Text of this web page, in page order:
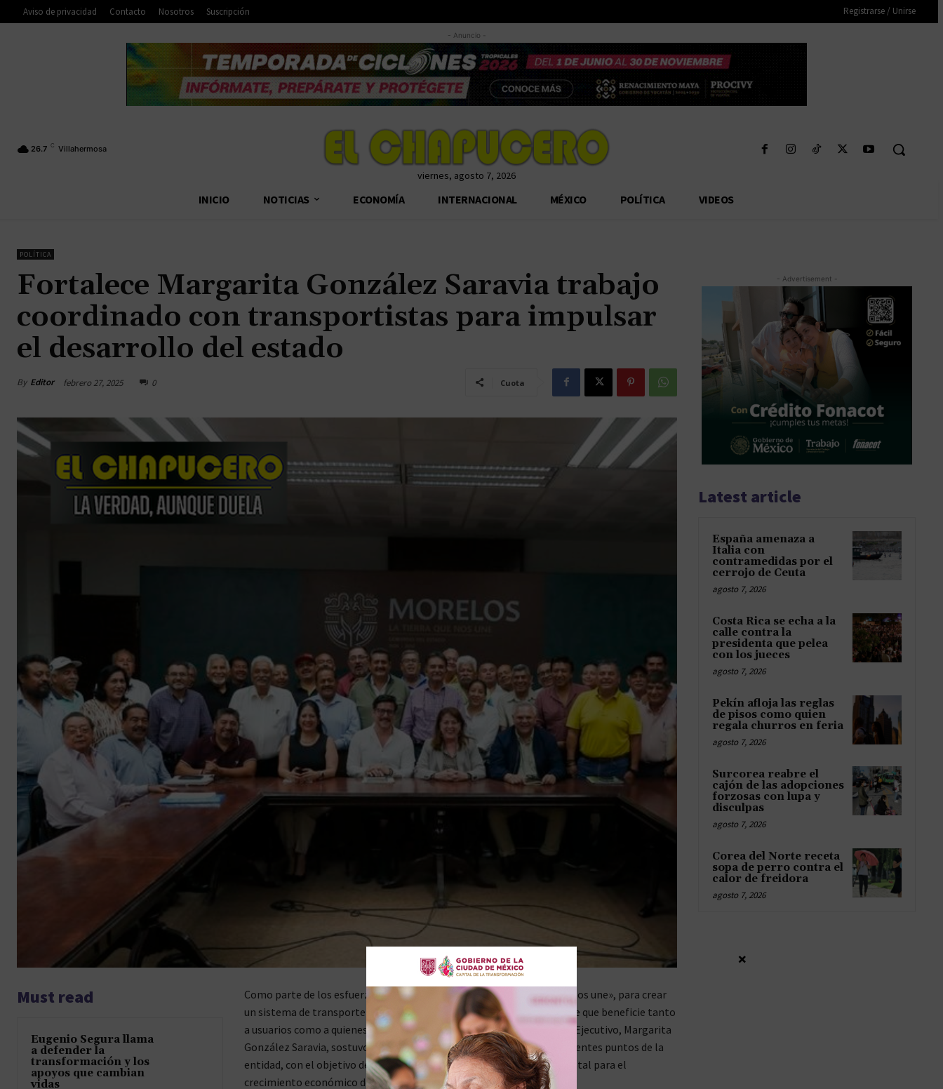
Aviso de privacidad Contacto Nosotros Suscripción Registrarse / Unirse
- Anuncio -
26.7 C Villahermosa
viernes, agosto 7, 2026
INICIO NOTICIAS ECONOMÍA INTERNACIONAL MÉXICO POLÍTICA VIDEOS
POLÍTICA
Fortalece Margarita González Saravia trabajo
coordinado con transportistas para impulsar
el desarrollo del estado
By Editor febrero 27, 2025 0 Cuota
Must read
Eugenio Segura llama
a defender la
transformación y los
apoyos que cambian
vidas
Como parte de los esfuerzos del Gobierno de Morelos, «La tierra que nos une», para crear
un sistema de transporte público más eficiente, accesible y sostenible que beneficie tanto
a usuarios como a quienes laboran en este sector, la titular del Poder Ejecutivo, Margarita
González Saravia, sostuvo reuniones con líderes de este ramo de diferentes puntos de la
entidad, con el objetivo de impulsar su desarrollo, ya que es fundamental para el
crecimiento económico del estado.
- Advertisement -
Latest article
España amenaza a
Italia con
contramedidas por el
cerrojo de Ceuta
agosto 7, 2026
Costa Rica se echa a la
calle contra la
presidenta que pelea
con los jueces
agosto 7, 2026
Pekín afloja las reglas
de pisos como quien
regala churros en feria
agosto 7, 2026
Surcorea reabre el
cajón de las adopciones
forzosas con lupa y
disculpas
agosto 7, 2026
Corea del Norte receta
sopa de perro contra el
calor de freidora
agosto 7, 2026
×